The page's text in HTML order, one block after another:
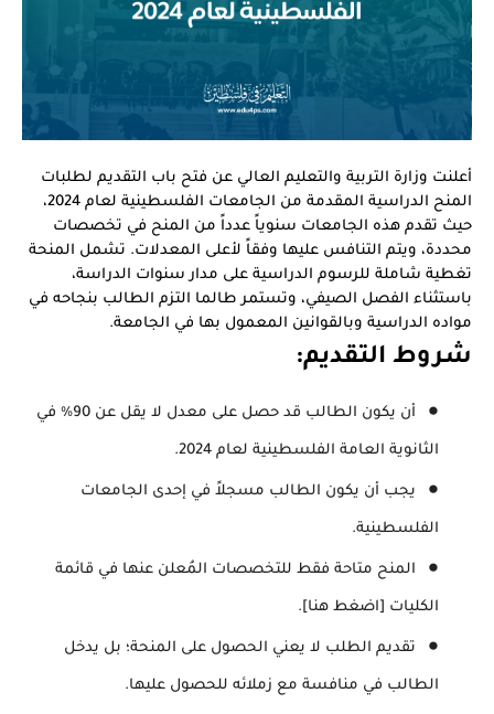
أعلنت وزارة التربية والتعليم العالي عن فتح باب التقديم لطلبات
المنح الدراسية المقدمة من الجامعات الفلسطينية لعام 2024،
حيث تقدم هذه الجامعات سنوياً عدداً من المنح في تخصصات
محددة، ويتم التنافس عليها وفقاً لأعلى المعدلات. تشمل المنحة
تغطية شاملة للرسوم الدراسية على مدار سنوات الدراسة،
باستثناء الفصل الصيفي، وتستمر طالما التزم الطالب بنجاحه في
مواده الدراسية وبالقوانين المعمول بها في الجامعة.
شروط التقديم:
أن يكون الطالب قد حصل على معدل لا يقل عن 90% في
الثانوية العامة الفلسطينية لعام 2024.
يجب أن يكون الطالب مسجلاً في إحدى الجامعات
الفلسطينية.
المنح متاحة فقط للتخصصات المُعلن عنها في قائمة
الكليات [اضغط هنا].
تقديم الطلب لا يعني الحصول على المنحة؛ بل يدخل
الطالب في منافسة مع زملائه للحصول عليها.